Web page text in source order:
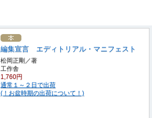
編集宣言 エディトリアル・マニフェスト
松岡正剛／著
工作舎
1,760円
通常１～２日で出荷
(！お盆時期の出荷について！)